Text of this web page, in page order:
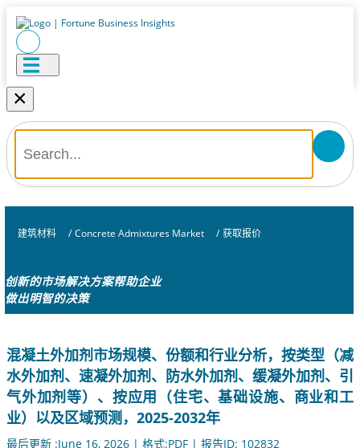
×
建筑材料 / Concrete Admixtures Market / 获取报价
创新的市场解决方案帮助企业
做出明智的决策
混凝土外加剂市场规模、份额和行业分析，按类型（减
水外加剂、速凝外加剂、防水外加剂、缓凝外加剂、引
气外加剂等）、按应用（住宅、基础设施、商业和工
业）以及区域预测，2025-2032年
最后更新 :June 16, 2026 | 格式:PDF | 报告ID: 102832